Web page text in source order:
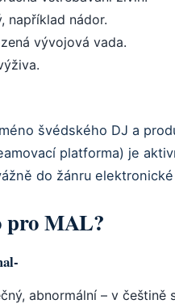
například nádor.
vývojová vada.
švédského DJ a
platforma) je
do žánru
pro MAL?
abnormální – v češtině